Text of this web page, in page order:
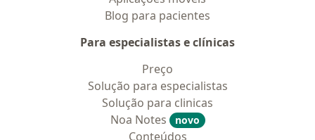
Blog para pacientes
Para especialistas e clínicas
Preço
Solução para especialistas
Solução para clinicas
Noa Notes
novo
Conteúdos